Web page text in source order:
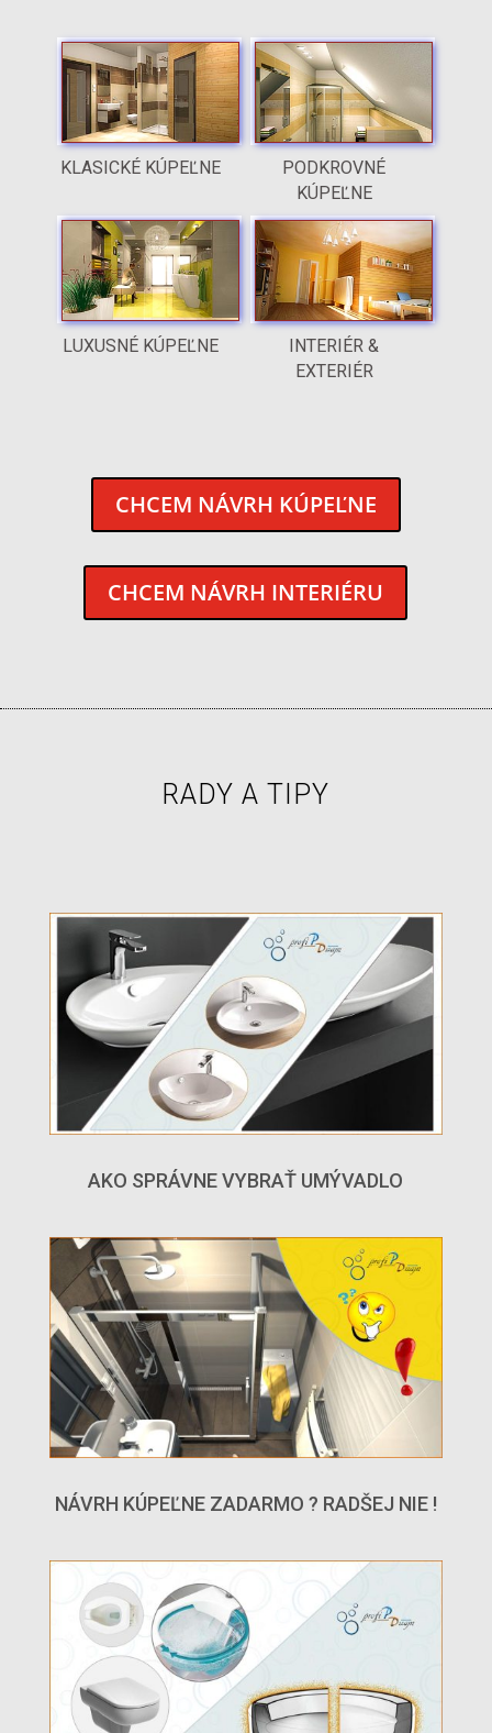
KLASICKÉ KÚPEĽNE
PODKROVNÉ
KÚPEĽNE
LUXUSNÉ KÚPEĽNE
INTERIÉR &
EXTERIÉR
CHCEM NÁVRH KÚPEĽNE
CHCEM NÁVRH INTERIÉRU
RADY A TIPY
AKO SPRÁVNE VYBRAŤ UMÝVADLO
NÁVRH KÚPEĽNE ZADARMO ? RADŠEJ NIE !